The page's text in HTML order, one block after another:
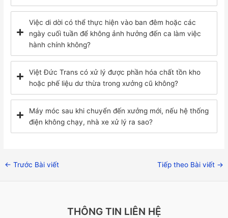
Việc di dời có thể thực hiện vào ban đêm hoặc các
ngày cuối tuần để không ảnh hưởng đến ca làm việc
hành chính không?
Việt Đức Trans có xử lý được phần hóa chất tồn kho
hoặc phế liệu dư thừa trong xưởng cũ không?
Máy móc sau khi chuyển đến xưởng mới, nếu hệ thống
điện không chạy, nhà xe xử lý ra sao?
← Trước Bài viết Tiếp theo Bài viết →
THÔNG TIN LIÊN HỆ